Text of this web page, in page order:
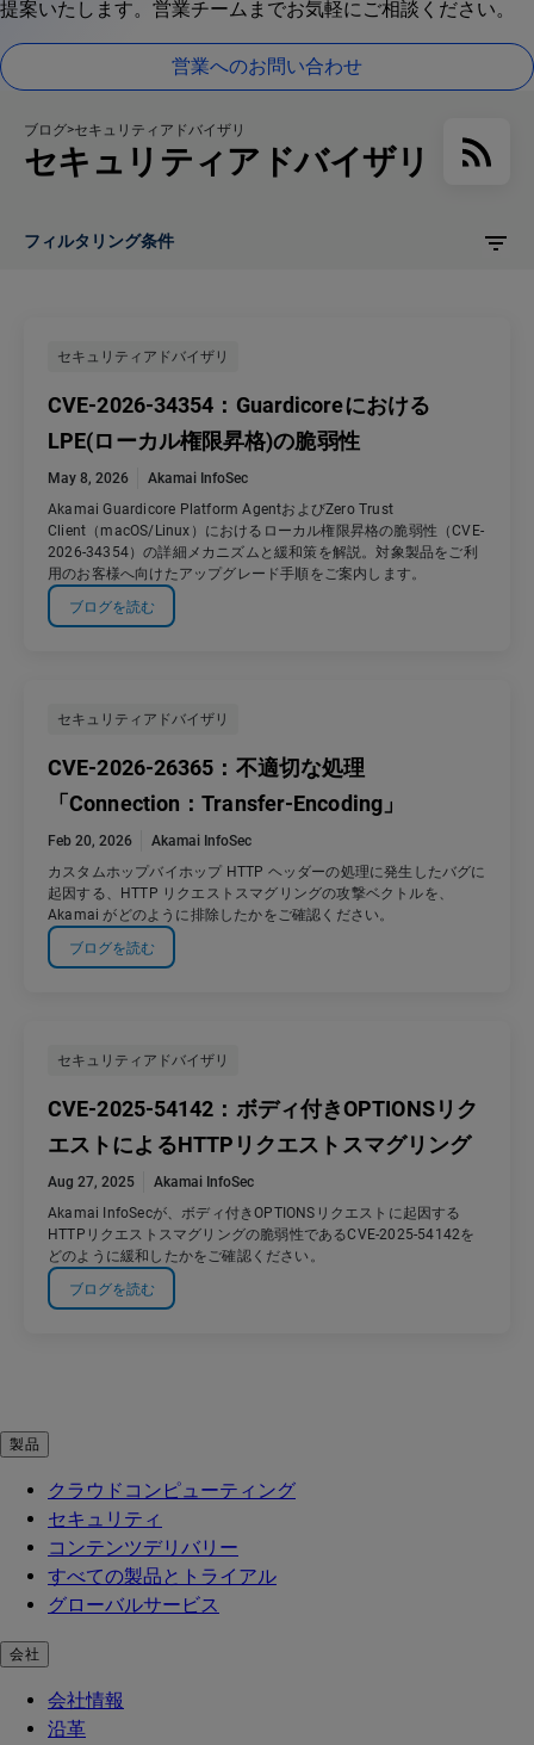
提案いたします。営業チームまでお気軽にご相談ください。
営業へのお問い合わせ
ブログ セキュリティアドバイザリ
セキュリティアドバイザリ
フィルタリング条件
セキュリティアドバイザリ
CVE-2026-34354：Guardicoreにおける
LPE(ローカル権限昇格)の脆弱性
May 8, 2026
Akamai InfoSec
Akamai Guardicore Platform AgentおよびZero Trust
Client（macOS/Linux）におけるローカル権限昇格の脆弱性（CVE-
2026-34354）の詳細メカニズムと緩和策を解説。対象製品をご利
用のお客様へ向けたアップグレード手順をご案内します。
ブログを読む
セキュリティアドバイザリ
CVE-2026-26365：不適切な処理
「Connection：Transfer-Encoding」
Feb 20, 2026
Akamai InfoSec
カスタムホップバイホップ HTTP ヘッダーの処理に発生したバグに
起因する、HTTP リクエストスマグリングの攻撃ベクトルを、
Akamai がどのように排除したかをご確認ください。
ブログを読む
セキュリティアドバイザリ
CVE-2025-54142：ボディ付きOPTIONSリク
エストによるHTTPリクエストスマグリング
Aug 27, 2025
Akamai InfoSec
Akamai InfoSecが、ボディ付きOPTIONSリクエストに起因する
HTTPリクエストスマグリングの脆弱性であるCVE-2025-54142を
どのように緩和したかをご確認ください。
ブログを読む
製品
クラウドコンピューティング
セキュリティ
コンテンツデリバリー
すべての製品とトライアル
グローバルサービス
会社
会社情報
沿革